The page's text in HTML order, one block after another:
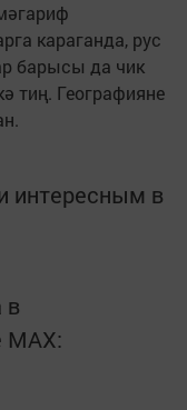
караганда, рус
барысы да чик
тиң. Географияне
интересным в
в
MАХ: